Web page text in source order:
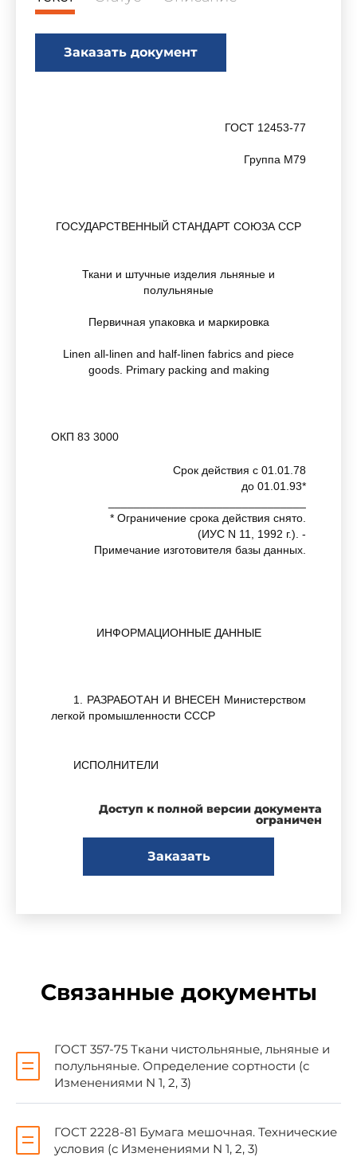
Заказать документ
ГОСТ 12453-77
Группа М79
ГОСУДАРСТВЕННЫЙ СТАНДАРТ СОЮЗА ССР
Ткани и штучные изделия льняные и
полульняные
Первичная упаковка и маркировка
Linen all-linen and half-linen fabrics and piece
goods. Primary packing and making
ОКП 83 3000
Срок действия с 01.01.78
до 01.01.93*
* Ограничение срока действия снято.
(ИУС N 11, 1992 г.). -
Примечание изготовителя базы данных.
ИНФОРМАЦИОННЫЕ ДАННЫЕ
1. РАЗРАБОТАН И ВНЕСЕН Министерством
легкой промышленности СССР
ИСПОЛНИТЕЛИ
А.Н.Арсеньев, С.М.Кирюхин, С.Г.Изотова
2. УТВЕРЖДЕН И ВВЕДЕН В ДЕЙСТВИЕ
Постановлением Государственного комитета
05.01.77 N 8
5. ССЫЛОЧНЫЕ НОРМАТИВНО-
ТЕХНИЧЕСКИЕ ДОКУМЕНТЫ
+--------------------------------------------------------------
¦ Обозначение НТД, на который ¦ Номер
Доступ к полной версии документа
ограничен
Заказать
Связанные документы
ГОСТ 357-75 Ткани чистольняные, льняные и
полульняные. Определение сортности (с
Изменениями N 1, 2, 3)
ГОСТ 2228-81 Бумага мешочная. Технические
условия (с Изменениями N 1, 2, 3)